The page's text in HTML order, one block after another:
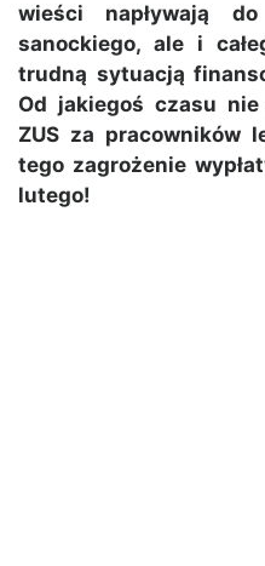
wieści napływają
sanockiego, ale i
trudną sytuacją
Od jakiegoś czasu nie
ZUS za pracowników
tego zagrożenie
lutego!